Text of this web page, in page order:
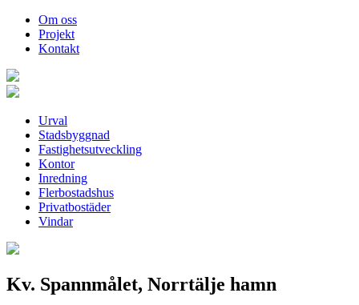
Om oss
Projekt
Kontakt
Urval
Stadsbyggnad
Fastighetsutveckling
Kontor
Inredning
Flerbostadshus
Privatbostäder
Vindar
Kv. Spannmålet, Norrtälje hamn